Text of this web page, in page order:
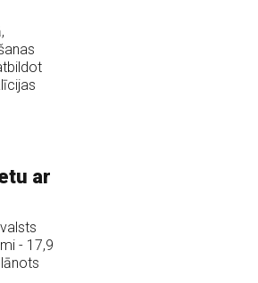
ar
- 17,9